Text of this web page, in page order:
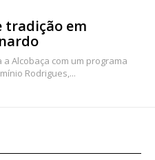
tradição em
Alcobaça com um programa
Rodrigues,...